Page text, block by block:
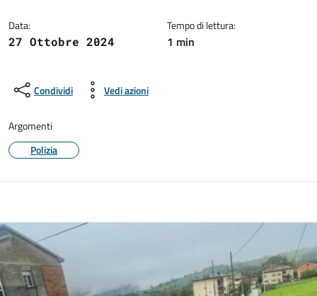
Data:
27 Ottobre 2024
Tempo di lettura:
1 min
Condividi Vedi azioni
Argomenti
Polizia